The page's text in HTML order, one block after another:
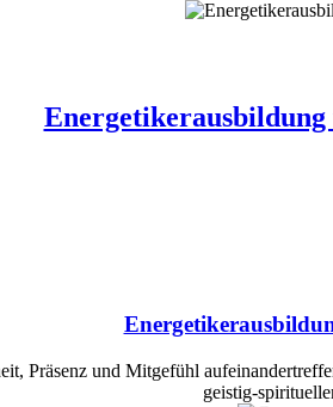
Präsenz und Mitgefühl
geistig-